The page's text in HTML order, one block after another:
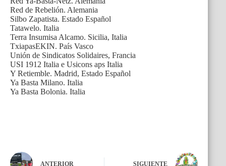
Red de Rebelión. Alemania
Silbo Zapatista. Estado Español
Tatawelo. Italia
Terra Insumisa Alcamo. Sicilia, Italia
TxiapasEKIN. País Vasco
Unión de Sindicatos Solidaires, Francia
USI 1912 Italia e Usicons aps Italia
Y Retiemble. Madrid, Estado Español
Ya Basta Milano. Italia
Ya Basta Bolonia. Italia
ANTERIOR SIGUIENTE